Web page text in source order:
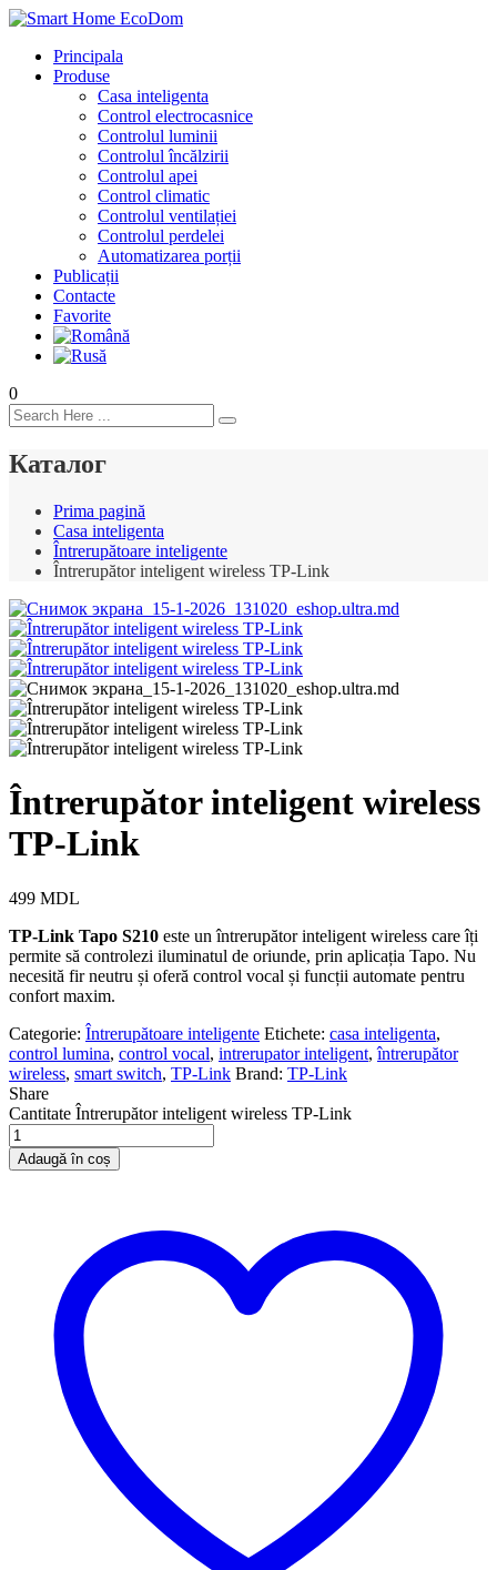
Principala
Produse
Casa inteligenta
Control electrocasnice
Controlul luminii
Controlul încălzirii
Controlul apei
Control climatic
Controlul ventilației
Сontrolul perdelei
Automatizarea porții
Publicații
Contacte
Favorite
0
Каталог
Prima pagină
Casa inteligenta
Întrerupătoare inteligente
Întrerupător inteligent wireless TP-Link
Întrerupător inteligent wireless
TP-Link
499 MDL
TP-Link Tapo S210 este un întrerupător inteligent wireless care îți
permite să controlezi iluminatul de oriunde, prin aplicația Tapo. Nu
necesită fir neutru și oferă control vocal și funcții automate pentru
confort maxim.
Categorie: Întrerupătoare inteligente Etichete: casa inteligenta,
control lumina, control vocal, intrerupator inteligent,întrerupător
wireless, smart switch, TP-Link Brand: TP-Link
Share
Cantitate Întrerupător inteligent wireless TP-Link
Adaugă în coș